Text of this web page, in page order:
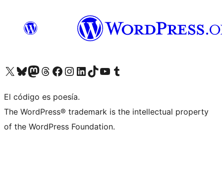
Visitá nuestra cuenta de X (anteriormente Twitter)
Visitá nuestra cuenta de Bluesky
Visitá nuestra cuenta de Mastodon
Visitá nuestra cuenta de Threads
Visitá nuestra página de Facebook
Visitá nuestra cuenta de Instagram
Visitá nuestra cuenta de LinkedIn
Visitá nuestra cuenta de TikTok
Visitá nuestro canal de YouTube
Visitá nuestra cuenta de Tumblr
El código es poesía.
The WordPress® trademark is the intellectual property
of the WordPress Foundation.